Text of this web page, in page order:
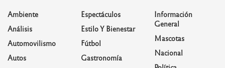
Ambiente
Análisis
Automovilismo
Autos
Espectáculos
Estilo Y Bienestar
Fútbol
Gastronomía
Información
General
Mascotas
Nacional